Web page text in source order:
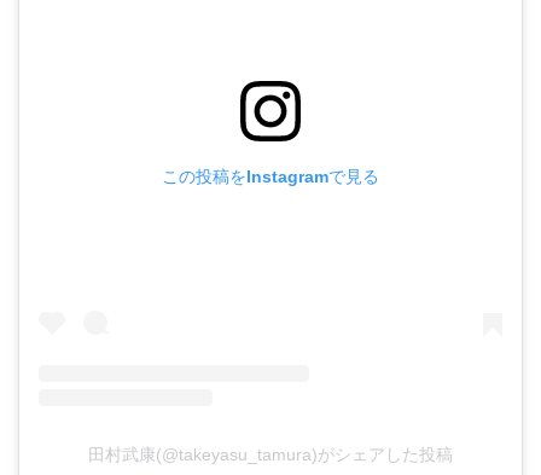
この投稿をInstagramで見る
田村武康(@takeyasu_tamura)がシェアした投稿